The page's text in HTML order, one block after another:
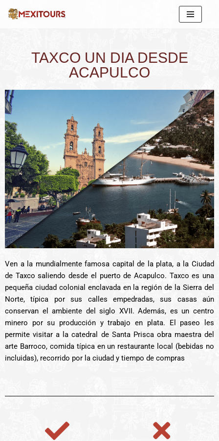
TAXCO UN DIA DESDE
ACAPULCO
Ven a la mundialmente famosa capital de la plata, a la Ciudad
de Taxco saliendo desde el puerto de Acapulco. Taxco es una
pequeña ciudad colonial enclavada en la región de la Sierra del
Norte, típica por sus calles empedradas, sus casas aún
conservan el ambiente del siglo XVII. Además, es un centro
minero por su producción y trabajo en plata. El paseo les
permite visitar a la catedral de Santa Prisca obra maestra del
arte Barroco, comida típica en un restaurante local (bebidas no
incluidas), recorrido por la ciudad y tiempo de compras